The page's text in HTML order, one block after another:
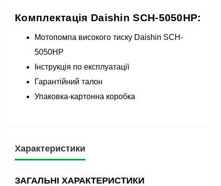
Комплектація Daishin SCH-5050HP:
Мотопомпа високого тиску Daishin SCH-
5050HP
Інструкція по експлуатації
Гарантійний талон
Упаковка-картонна коробка
Характеристики
ЗАГАЛЬНІ ХАРАКТЕРИСТИКИ